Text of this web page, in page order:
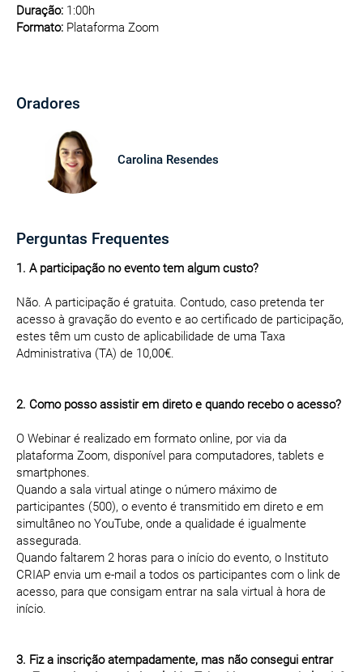
Duração: 1:00h
Formato: Plataforma Zoom
Oradores
Carolina Resendes
Perguntas Frequentes
1. A participação no evento tem algum custo?
Não. A participação é gratuita. Contudo, caso pretenda ter
acesso à gravação do evento e ao certificado de participação,
estes têm um custo de aplicabilidade de uma Taxa
Administrativa (TA) de 10,00€.
2. Como posso assistir em direto e quando recebo o acesso?
O Webinar é realizado em formato online, por via da
plataforma Zoom, disponível para computadores, tablets e
smartphones.
Quando a sala virtual atinge o número máximo de
participantes (500), o evento é transmitido em direto e em
simultâneo no YouTube, onde a qualidade é igualmente
assegurada.
Quando faltarem 2 horas para o início do evento, o Instituto
CRIAP envia um e-mail a todos os participantes com o link de
acesso, para que consigam entrar na sala virtual à hora de
início.
3. Fiz a inscrição atempadamente, mas não consegui entrar